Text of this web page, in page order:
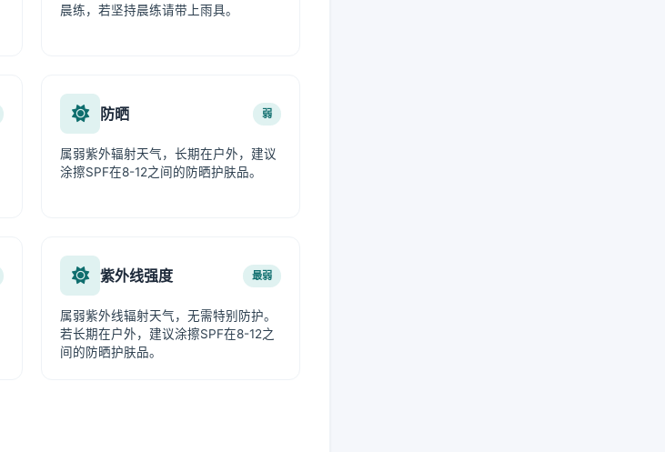
晨练，若坚持晨练请带上雨具。
防晒 弱
属弱紫外辐射天气，长期在户外，建议
涂擦SPF在8-12之间的防晒护肤品。
紫外线强度 最弱
属弱紫外线辐射天气，无需特别防护。
若长期在户外，建议涂擦SPF在8-12之
间的防晒护肤品。